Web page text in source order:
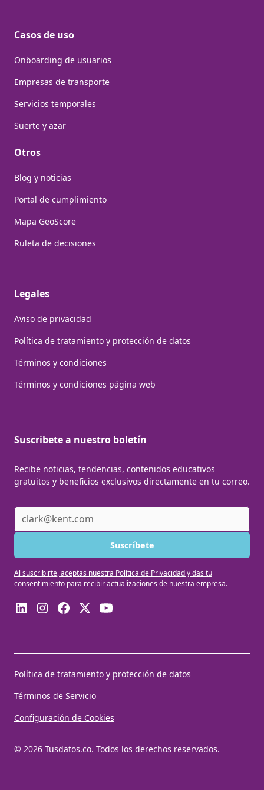
Casos de uso
Onboarding de usuarios
Empresas de transporte
Servicios temporales
Suerte y azar
Otros
Blog y noticias
Portal de cumplimiento
Mapa GeoScore
Ruleta de decisiones
Legales
Aviso de privacidad
Política de tratamiento y protección de datos
Términos y condiciones
Términos y condiciones página web
Suscribete a nuestro boletín
Recibe noticias, tendencias, contenidos educativos
gratuitos y beneficios exclusivos directamente en tu correo.
Al suscribirte, aceptas nuestra Política de Privacidad y das tu
consentimiento para recibir actualizaciones de nuestra empresa.
© 2026 Tusdatos.co. Todos los derechos reservados.
Política de tratamiento y protección de datos
Términos de Servicio
Configuración de Cookies